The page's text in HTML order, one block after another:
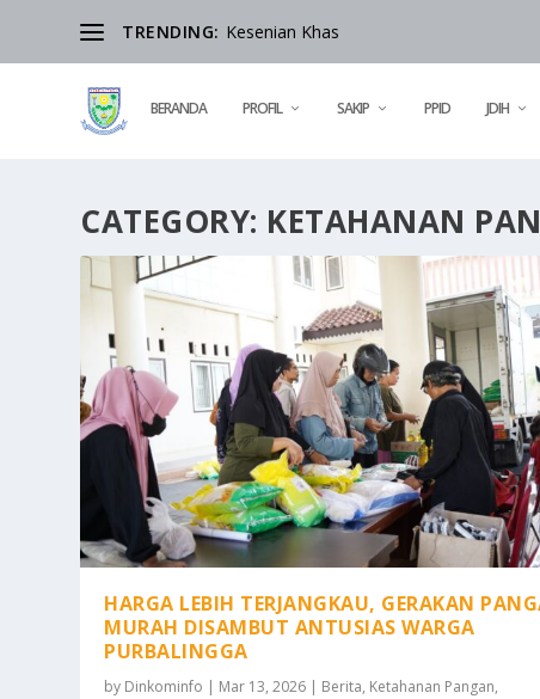
TRENDING: Kesenian Khas
BERANDA PROFIL SAKIP PPID JDIH
CATEGORY: KETAHANAN
HARGA LEBIH TERJANGKAU, GERAKAN
MURAH DISAMBUT ANTUSIAS WARGA
PURBALINGGA
by Dinkominfo | Mar 13, 2026 | Berita, Ketahanan Pangan,